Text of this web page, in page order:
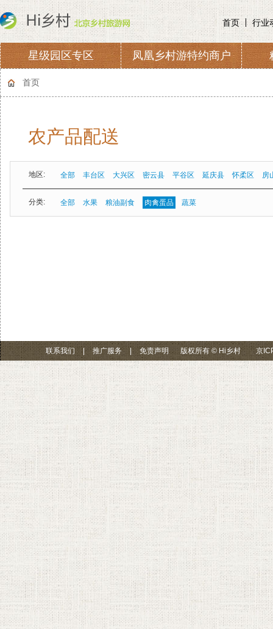
首页 行业
星级园区专区 凤凰乡村游特约商户
协会章程
首页
农产品配送
地区: 全部 丰台区 大兴区 密云县 平谷区 延庆县 怀柔区 房
分类: 全部 水果 粮油副食 肉禽蛋品 蔬菜
联系我们 | 推广服务 免责声明 版权所有 © Hi乡村 京